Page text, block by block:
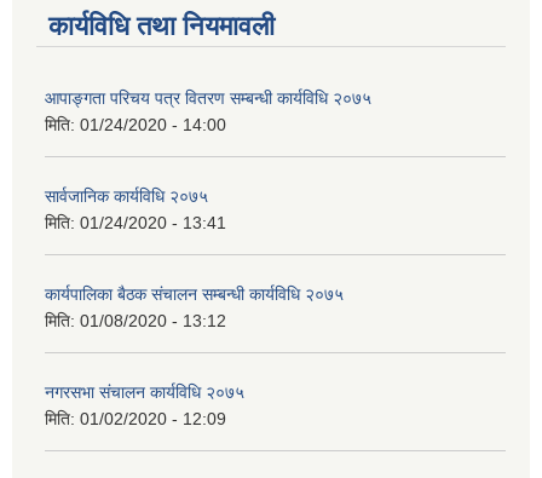
कार्यविधि तथा नियमावली
आपाङ्गता परिचय पत्र वितरण सम्बन्धी कार्यविधि २०७५
मिति: 01/24/2020 - 14:00
सार्वजानिक कार्यविधि २०७५
मिति: 01/24/2020 - 13:41
कार्यपालिका बैठक संचालन सम्बन्धी कार्यविधि २०७५
मिति: 01/08/2020 - 13:12
नगरसभा संचालन कार्यविधि २०७५
मिति: 01/02/2020 - 12:09